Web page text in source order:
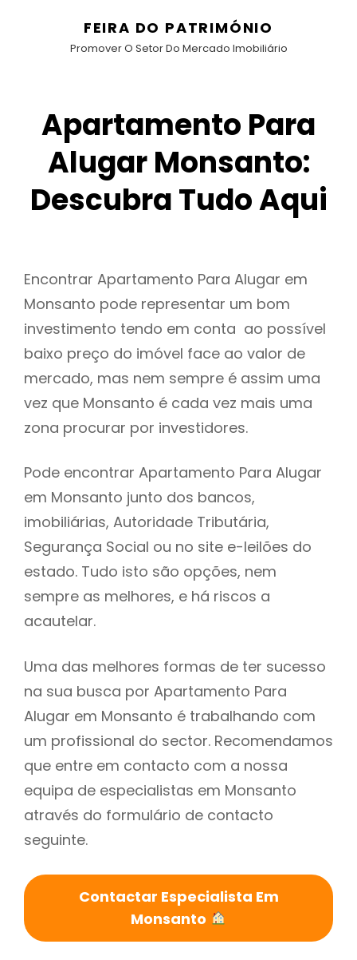
FEIRA DO PATRIMÓNIO
Promover O Setor Do Mercado Imobiliário
Apartamento Para
Alugar Monsanto:
Descubra Tudo Aqui
Encontrar Apartamento Para Alugar em
Monsanto pode representar um bom
investimento tendo em conta ao possível
baixo preço do imóvel face ao valor de
mercado, mas nem sempre é assim uma
vez que Monsanto é cada vez mais uma
zona procurar por investidores.
Pode encontrar Apartamento Para Alugar
em Monsanto junto dos bancos,
imobiliárias, Autoridade Tributária,
Segurança Social ou no site e-leilões do
estado. Tudo isto são opções, nem
sempre as melhores, e há riscos a
acautelar.
Uma das melhores formas de ter sucesso
na sua busca por Apartamento Para
Alugar em Monsanto é trabalhando com
um profissional do sector. Recomendamos
que entre em contacto com a nossa
equipa de especialistas em Monsanto
através do formulário de contacto
seguinte.
Contactar Especialista Em
Monsanto